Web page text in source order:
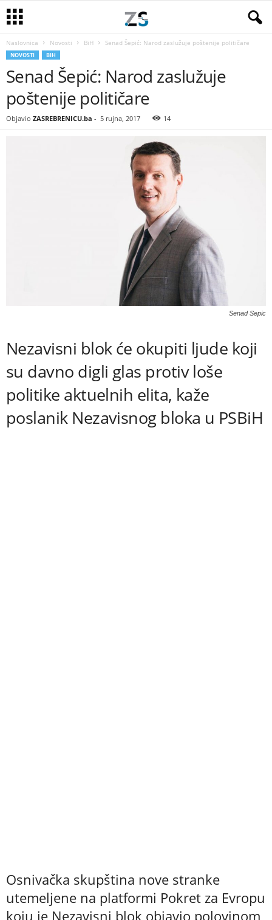
Naslovnica Novosti BiH Senad Šepić: Narod zaslužuje poštenije političare
NOVOSTI BIH
Senad Šepić: Narod zaslužuje
poštenije političare
Objavio ZASREBRENICU.ba - 5 rujna, 2017 14
Senad Sepic
Nezavisni blok će okupiti ljude koji
su davno digli glas protiv loše
politike aktuelnih elita, kaže
poslanik Nezavisnog bloka u PSBiH
Osnivačka skupština nove stranke
utemeljene na platformi Pokret za Evropu
koju je Nezavisni blok objavio polovinom